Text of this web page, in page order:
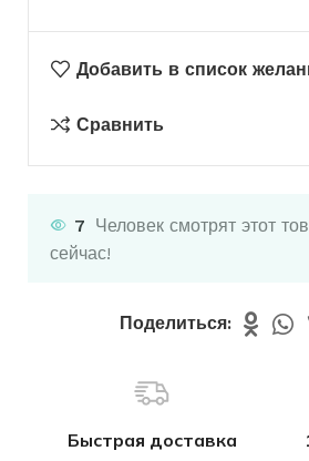
Добавить в список
Сравнить
7 Человек смотрят этот
сейчас!
Поделиться:
Быстрая доставка